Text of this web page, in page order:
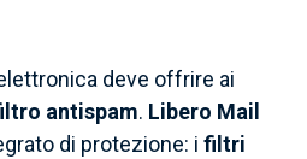
deve offrire ai
antispam. Libero Mail
di protezione: i filtri